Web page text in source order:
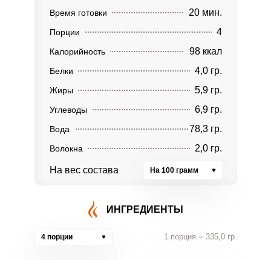
Время готовки 20 мин.
Порции 4
Калорийность 98 ккал
Белки 4,0 гр.
Жиры 5,9 гр.
Углеводы 6,9 гр.
Вода 78,3 гр.
Волокна 2,0 гр.
На вес состава На 100 грамм
ИНГРЕДИЕНТЫ
4 порции 1 порция = 335,0 гр.